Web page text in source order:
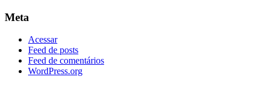
Meta
Acessar
Feed de posts
Feed de comentários
WordPress.org